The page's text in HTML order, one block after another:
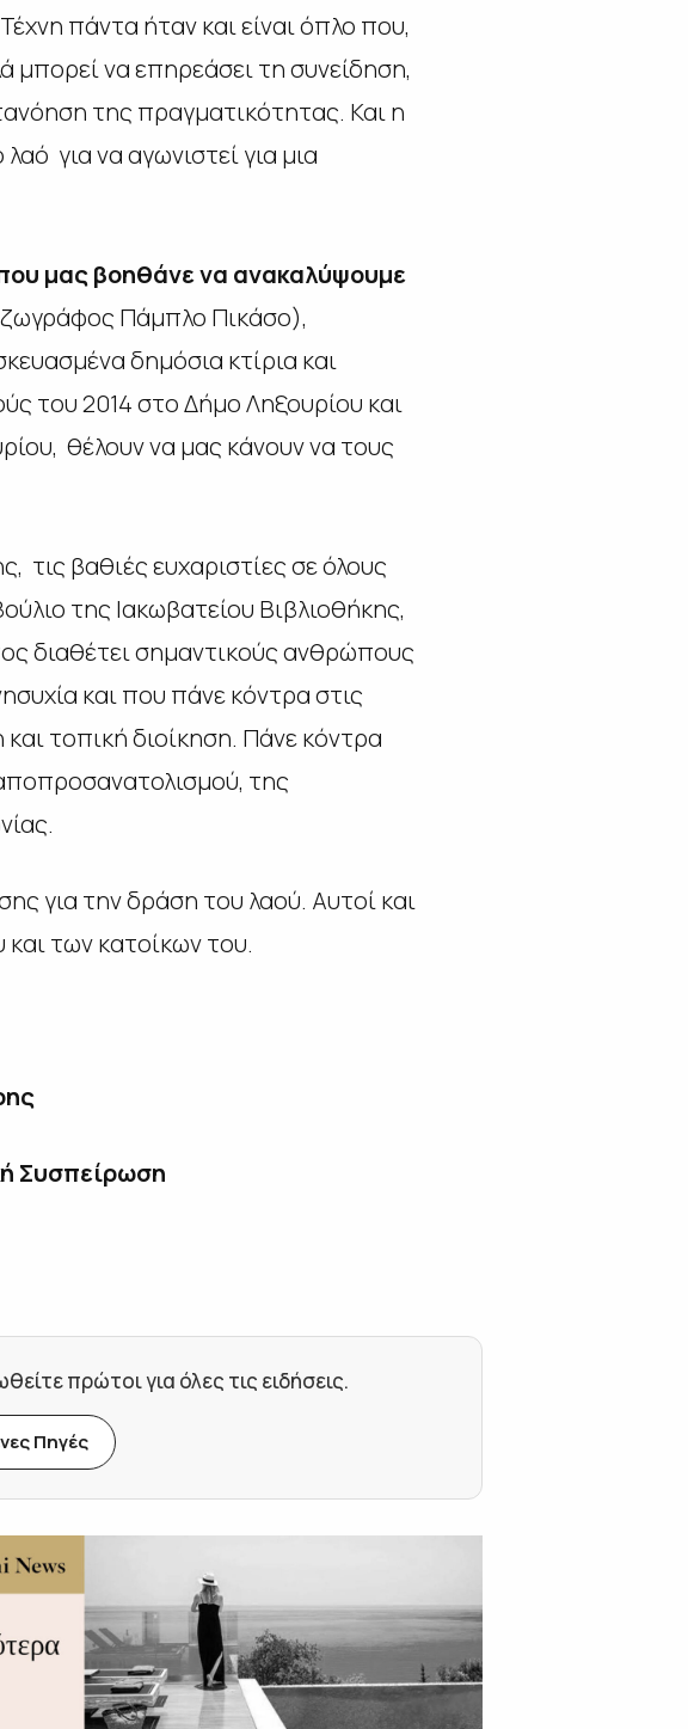
πάντα ήταν και είναι όπλο που,
μπορεί να επηρεάσει τη συνείδηση,
της πραγματικότητας. Και η
για να αγωνιστεί για μια
μας βοηθάνε να ανακαλύψουμε
ζωγράφος Πάμπλο Πικάσο),
δημόσια κτίρια και
του 2014 στο Δήμο Ληξουρίου και
θέλουν να μας κάνουν να τους
βαθιές ευχαριστίες σε όλους
της Ιακωβατείου Βιβλιοθήκης,
διαθέτει σημαντικούς ανθρώπους
και που πάνε κόντρα στις
τοπική διοίκηση. Πάνε κόντρα
της
για την δράση του λαού. Αυτοί και
των κατοίκων του.
Συσπείρωση
πρώτοι για όλες τις ειδήσεις.
Πηγές